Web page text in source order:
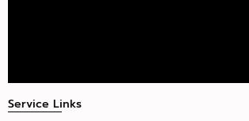
Service Links